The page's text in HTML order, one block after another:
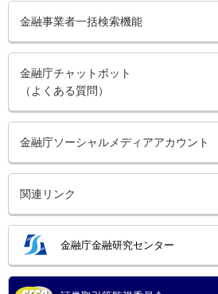
金融事業者一括検索機能
金融庁チャットボット
（よくある質問）
金融庁ソーシャルメディアアカウント
関連リンク
金融庁金融研究センター